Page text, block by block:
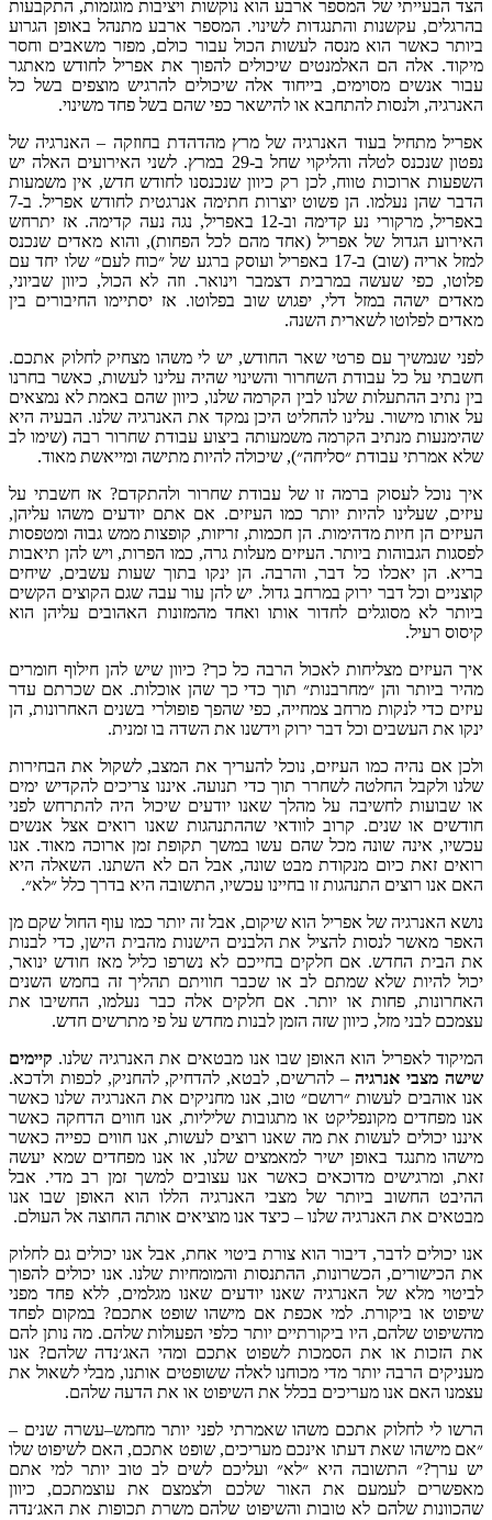
ארבע הוא נוקשות ויציבות מוגזמות,התקבעות
והתנגדות לשינוי. המספר ארבע מתנהל באופן הגרוע
מנסה לעשות הכול עבור כולם, מפזר משאבים וחסר
שיכולים להפוך את אפריל לחודש מאתגר
, בייחוד אלה שיכולים להרגיש מוצפים בשל כל
להתחבא או להישאר כפי שהם בשל פחד משינוי.
האנרגיה של מרץ מהדהדת בחוזקה–האנרגיה של
והליקוי שחל ב-29 במרץ.לשני האירועים האלה יש
,לכן רק כיוון שנכנסנו לחודש חדש,אין משמעות
.הן פשוט יוצרות חתימה אנרגטית לחודש אפריל.ב-7
קדימה וב-12 באפריל,נגה נעה קדימה. אז יתרחש
אפריל(אחד מהם לכל הפחות),והוא מאדים שנכנס
ב-17
באפריל ועוסק ברגע של ״כוח לעם״ שלו יחד עם
במרבית דצמבר וינואר.וזה לא הכול,כיוון שביוני
דלי, יפגוש שוב בפלוטו.אז יסתיימו החיבורים בין
השנה.
שאר החודש ,יש לי משהו מצחיק לחלוק אתכם.
השחרור והשינוי שהיה עלינו לעשות,כאשר בחרנו
שלנו לבין הקרמה שלנו,כיוון שהם באמת לא נמצאים
להחליט היכן נמקד את האנרגיה שלנו .הבעיה היא
הקרמה משמעותה ביצוע עבודת שחרור רבה(שימו לב
״סליחה״),שיכולה להיות מתישה ומייאשת מאוד.
ברמה זו של עבודת שחרור ולהתקדם?אז חשבתי על
יותר כמו העיזים.אם אתם יודעים משהו עליהן,
. הן חכמות,זריזות, קופצות ממש גבוה ומטפסות
.העיזים מעלות גרה ,כמו הפרות,ויש להן תיאבות
דבר ,והרבה. הן ינקו בתוך שעות עשבים,שיחים
במרחב גדול. יש להן עור עבה שגם הקוצים הקשים
לחדור אותו ואחד מהמזונות האהובים עליהן הוא
לאכול הרבה כל כך?כיוון שיש להן חילוף חומרים
תוך כדי כך שהן אוכלות.אם שכרתם עדר
צמחייה,כפי שהפך פופולרי בשנים האחרונות, הן
דבר ירוק וידשנו את השדה בו זמנית.
העיזים, נוכל להעריך את המצב ,לשקול את הבחירות
לשחרר תוך כדי תנועה.איננו צריכים להקדיש ימים
על מהלך שאנו יודעים שיכול היה להתרחש לפני
.קרוב לוודאי שההתנהגות שאנו רואים אצל אנשים
מכל שהם עשו במשך תקופת זמן ארוכה מאוד. אנו
מבט שונה,אבל הם לא השתנו.השאלה היא
זו בחיינו עכשיו,התשובה היא בדרך כלל ״לא״.
אפריל הוא שיקום,אבל זה יותר כמו עוף החול שקם מן
להציל את הלבנים הישנות מהבית הישן,כדי לבנות
אם חלקים בחייכם לא נשרפו כליל מאז חודש ינואר,
שמתם לב או שכבר חוויתם תהליך זה בחמש השנים
או יותר.אם חלקים אלה כבר נעלמו,החשיבו את
כיוון שזה הזמן לבנות מחדש על פי מתרשים חדש.
האופן שבו אנו מבטאים את האנרגיה שלנו .קיימים
–להרשים ,לבטא ,להדחיק,להחניק, לכפות ולדכא.
״רושם״ טוב,אנו מחניקים את האנרגיה שלנו כאשר
או מתגובות שליליות,אנו חווים הדחקה כאשר
את מה שאנו רוצים לעשות,אנו חווים כפייה כאשר
ישיר למאמצים שלנו,או אנו מפחדים שמא יעשה
כאשר אנו עצובים למשך זמן רב מדי.אבל
של מצבי האנרגיה הללו הוא האופן שבו אנו
שלנו–כיצד אנו מוציאים אותה החוצה אל העולם.
דיבור הוא צורת ביטוי אחת, אבל אנו יכולים גם לחלוק
,ההתנסות והמומחיות שלנו.אנו יכולים להפוך
שאנו יודעים שאנו מגלמים,ללא פחד מפני
.למי אכפת אם מישהו שופט אתכם?במקום לפחד
היו ביקורתיים יותר כלפי הפעולות שלהם.מה נותן להם
הסמכות לשפוט אתכם ומהי האג׳נדה שלהם? אנו
מדי מכוחנו לאלה ששופטים אותנו,מבלי לשאול את
בכלל את השיפוט או את הדעה שלהם.
משהו שאמרתי לפני יותר מחמש– עשרה שנים–
אינכם מעריכים,שופט אתכם,האם לשיפוט שלו
היא ״לא״ ועליכם לשים לב טוב יותר למי אתם
את האור שלכם ולצמצם את עוצמתכם,
כיוון
טובות והשיפוט שלהם משרת תכופות את האג׳נדה